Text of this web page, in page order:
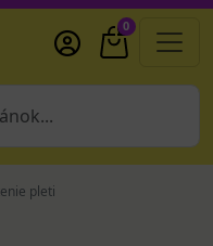
0
pleti